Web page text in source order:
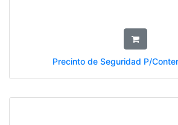
Precinto de Seguridad P/